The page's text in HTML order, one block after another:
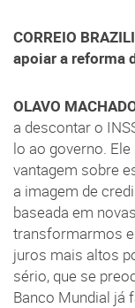
CORREIO
apoiar a reforma
OLAVO
a descontar o
lo ao governo.
vantagem sobre
a imagem de
baseada em
transformarmos
juros mais altos
sério, que se
Banco Mundial já